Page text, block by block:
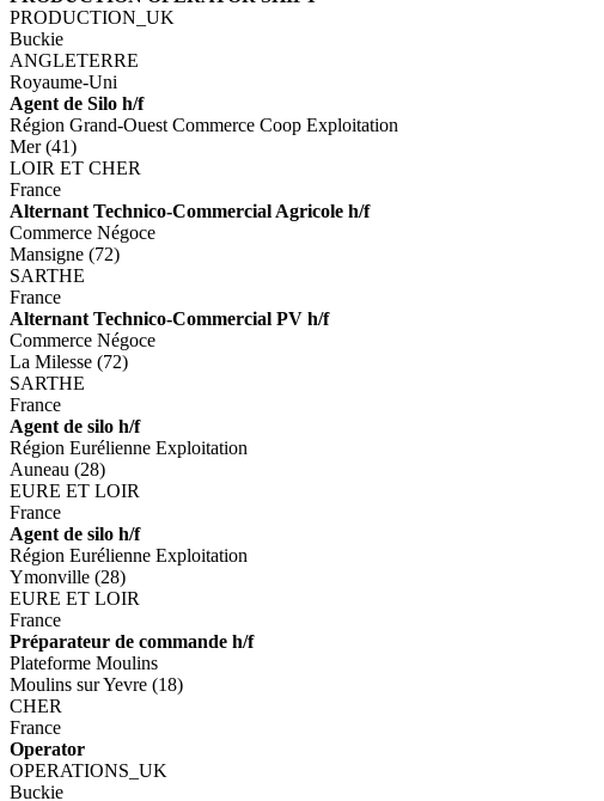
PRODUCTION_UK
Buckie
ANGLETERRE
Royaume-Uni
Agent de Silo h/f
Région Grand-Ouest Commerce Coop Exploitation
Mer (41)
LOIR ET CHER
France
Alternant Technico-Commercial Agricole h/f
Commerce Négoce
Mansigne (72)
SARTHE
France
Alternant Technico-Commercial PV h/f
Commerce Négoce
La Milesse (72)
SARTHE
France
Agent de silo h/f
Région Eurélienne Exploitation
Auneau (28)
EURE ET LOIR
France
Agent de silo h/f
Région Eurélienne Exploitation
Ymonville (28)
EURE ET LOIR
France
Préparateur de commande h/f
Plateforme Moulins
Moulins sur Yevre (18)
CHER
France
Operator
OPERATIONS_UK
Buckie